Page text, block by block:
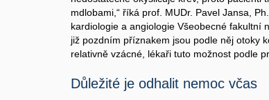
mdlobami,“ říká prof. MUDr. Pavel Jansa,
kardiologie a angiologie Všeobecné fakultní
již pozdním příznakem jsou podle něj otoky
relativně vzácné, lékaři tuto možnost podle
Důležité je odhalit nemoc včas